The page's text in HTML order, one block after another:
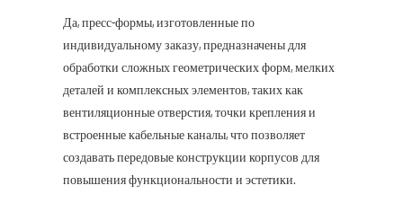
Да, пресс-формы, изготовленные по
индивидуальному заказу, предназначены для
обработки сложных геометрических форм, мелких
деталей и комплексных элементов, таких как
вентиляционные отверстия, точки крепления и
встроенные кабельные каналы, что позволяет
создавать передовые конструкции корпусов для
повышения функциональности и эстетики.